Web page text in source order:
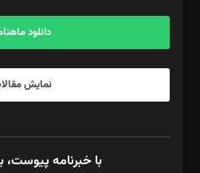
آگهی و مشترکین: ۰۹۱۹۹۹۹۰۴۵۴
دانلود
نمایش
با خبرنامه پیوست،